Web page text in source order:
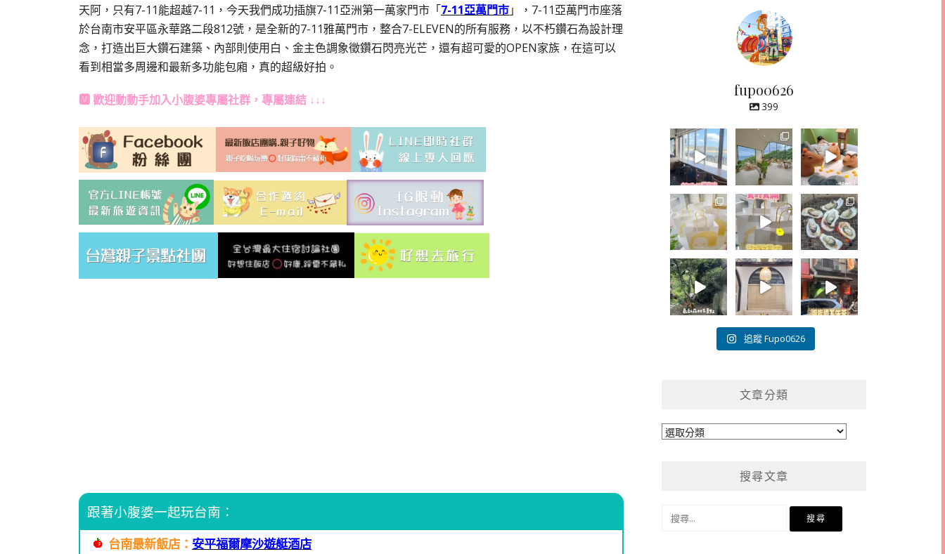
天阿，只有7-11能超越7-11，今天我們成功插旗7-11亞洲第一萬家門市「7-11亞萬門市」，7-11亞萬門市座落
於台南市安平區永華路二段812號，是全新的7-11雅萬門市，整合7-ELEVEN的所有服務，以不朽鑽石為設計理
念，打造出巨大鑽石建築、內部則使用白、金主色調象徵鑽石閃亮光芒，還有超可愛的OPEN家族，在這可以
看到相當多周邊和最新多功能包廂，真的超級好拍。
🆅 歡迎動動手加入小腹婆專屬社群 ，專屬連結 ↓↓↓
跟著小腹婆一起玩台南：
台南最新飯店： 安平福爾摩沙遊艇酒店
fupo0626
399
追蹤 Fupo0626
文章分類
文
搜尋文章